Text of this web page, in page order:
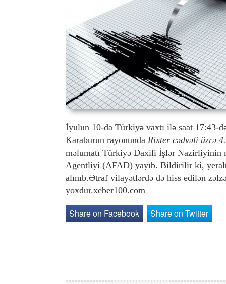
İyulun 10-da Türkiyə vaxtı ilə saat 17:43-
Karaburun rayonunda Rixter cədvəli üzrə
məlumatı Türkiyə Daxili İşlər Nazirliyinin
Agentliyi (AFAD) yayıb. Bildirilir ki,
alınıb.Ətraf vilayətlərdə də hiss edilən
yoxdur.xeber100.com
Share on Facebook Share on Twitter